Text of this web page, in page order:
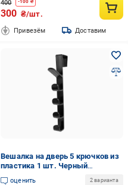
400 -100 ₴
300 ₴/шт.
Привезём Доставим
Вешалка на дверь 5 крючков из
пластика 1 шт. Черный
(27086310)
оценить 2 варианта